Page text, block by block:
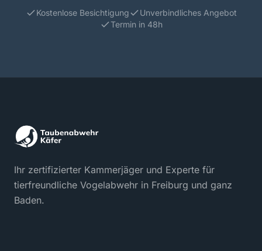
Kostenlose Besichtigung
Unverbindliches Angebot
Termin in 48h
Ihr zertifizierter Kammerjäger und Experte für
tierfreundliche Vogelabwehr in Freiburg und ganz
Baden.